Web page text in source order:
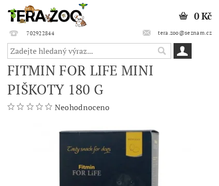
702922844 tera.zoo@seznam.cz
0 Kč
FITMIN FOR LIFE MINI
PIŠKOTY 180 G
Neohodnoceno